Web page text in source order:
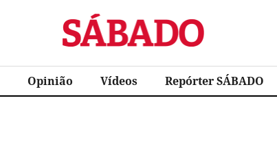
Sábado
Opinião Vídeos Repórter SÁBADO